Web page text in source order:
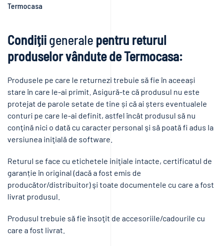
Termocasa
Condițiigeneralepentru returul
produselor vândute de Termocasa:
Produsele pe care le returnezi trebuie să fie în aceeași
stare în care le-ai primit. Asigură-te că produsul nu este
protejat de parole setate de tine și că ai șters eventualele
conturi pe care le-ai definit, astfel încât produsul să nu
conţină nici o dată cu caracter personal şi să poată fi adus la
versiunea iniţială de software.
Returul se face cu etichetele iniţiale intacte, certificatul de
garanție în original (dacă a fost emis de
producător/distribuitor) şi toate documentele cu care a fost
livrat produsul.
Produsul trebuie să fie însoţit de accesoriile/cadourile cu
care a fost livrat.